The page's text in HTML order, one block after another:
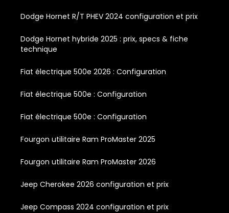
Dodge Hornet R/T PHEV 2024 configuration et prix
Dodge Hornet hybride 2025 : prix, specs & fiche
technique
Fiat électrique 500e 2026 : Configuration
Fiat électrique 500e : Configuration
Fiat électrique 500e : Configuration
Fourgon utilitaire Ram ProMaster 2025
Fourgon utilitaire Ram ProMaster 2026
Jeep Cherokee 2026 configuration et prix
Jeep Compass 2024 configuration et prix